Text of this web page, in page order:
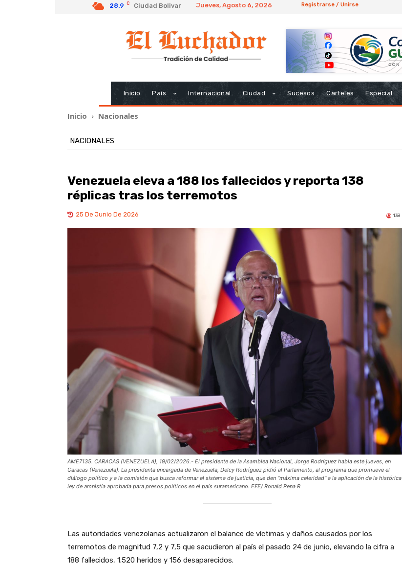
28.9 C Ciudad Bolivar Jueves, Agosto 6, 2026 Registrarse / Unirse
Inicio País Internacional Ciudad Sucesos Carteles Especial
Inicio Nacionales
NACIONALES
Venezuela eleva a 188 los fallecidos y reporta 138
réplicas tras los terremotos
25 De Junio De 2026 138
AME7135. CARACAS (VENEZUELA), 19/02/2026.- El presidente de la Asamblea Nacional, Jorge Rodríguez habla este jueves, en
Caracas (Venezuela). La presidenta encargada de Venezuela, Delcy Rodríguez pidió al Parlamento, al programa que promueve el
diálogo político y a la comisión que busca reformar el sistema de justicia, que den "máxima celeridad" a la aplicación de la histórica
ley de amnistía aprobada para presos políticos en el país suramericano. EFE/ Ronald Pena R
Las autoridades venezolanas actualizaron el balance de víctimas y daños causados por los
terremotos de magnitud 7,2 y 7,5 que sacudieron al país el pasado 24 de junio, elevando la cifra a
188 fallecidos, 1.520 heridos y 156 desaparecidos.